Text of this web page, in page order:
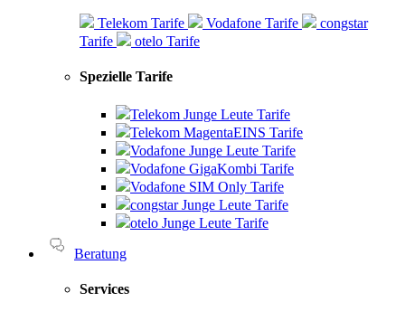
Telekom Tarife Vodafone Tarife
congstar
Tarife
otelo Tarife
Spezielle Tarife
Telekom Junge Leute Tarife
Telekom MagentaEINS Tarife
Vodafone Junge Leute Tarife
Vodafone GigaKombi Tarife
Vodafone SIM Only Tarife
congstar Junge Leute Tarife
otelo Junge Leute Tarife
Beratung
Services